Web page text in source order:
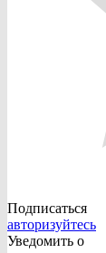
Подписаться
авторизуйтесь
Уведомить о